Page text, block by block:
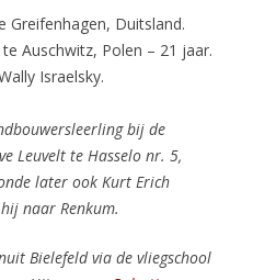
Greifenhagen, Duitsland.
Auschwitz, Polen – 21 jaar.
Israelsky.
bij de
Leuvelt te Hasselo nr. 5,
later ook Kurt Erich
naar Renkum.
Bielefeld via de vliegschool